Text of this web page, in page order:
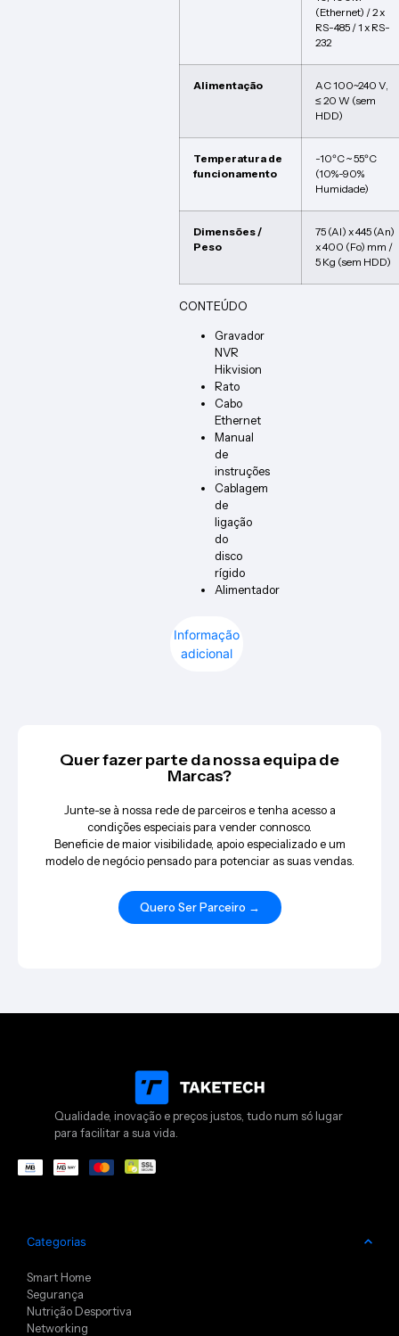
Informação
adicional
(Ethernet) / 2 x
RS-485 / 1 x RS-
232
Alimentação
AC 100~240 V,
≤ 20 W (sem
HDD)
Temperatura de
funcionamento
-10ºC ~ 55ºC
(10%-90%
Humidade)
Dimensões /
Peso
75 (Al) x 445 (An)
x 400 (Fo) mm /
5 Kg (sem HDD)
CONTEÚDO
Gravador
NVR
Hikvision
Rato
Cabo
Ethernet
Manual
de
instruções
Cablagem
de
ligação
do
disco
rígido
Alimentador
Quer fazer parte da nossa equipa de
Marcas?
Junte-se à nossa rede de parceiros e tenha acesso a
condições especiais para vender connosco.
Beneficie de maior visibilidade, apoio especializado e um
modelo de negócio pensado para potenciar as suas vendas.
Quero Ser Parceiro →
Qualidade, inovação e preços justos, tudo num só lugar
para facilitar a sua vida.
Categorias
Smart Home
Segurança
Nutrição Desportiva
Networking